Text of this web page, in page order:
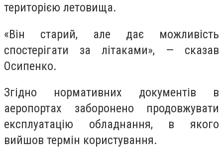
територією летовища.
«Він старий, але дає можливість
спостерігати за літаками», — сказав
Осипенко.
Згідно нормативних документів в
аеропортах заборонено продовжувати
експлуатацію обладнання, в якого
вийшов термін користування.